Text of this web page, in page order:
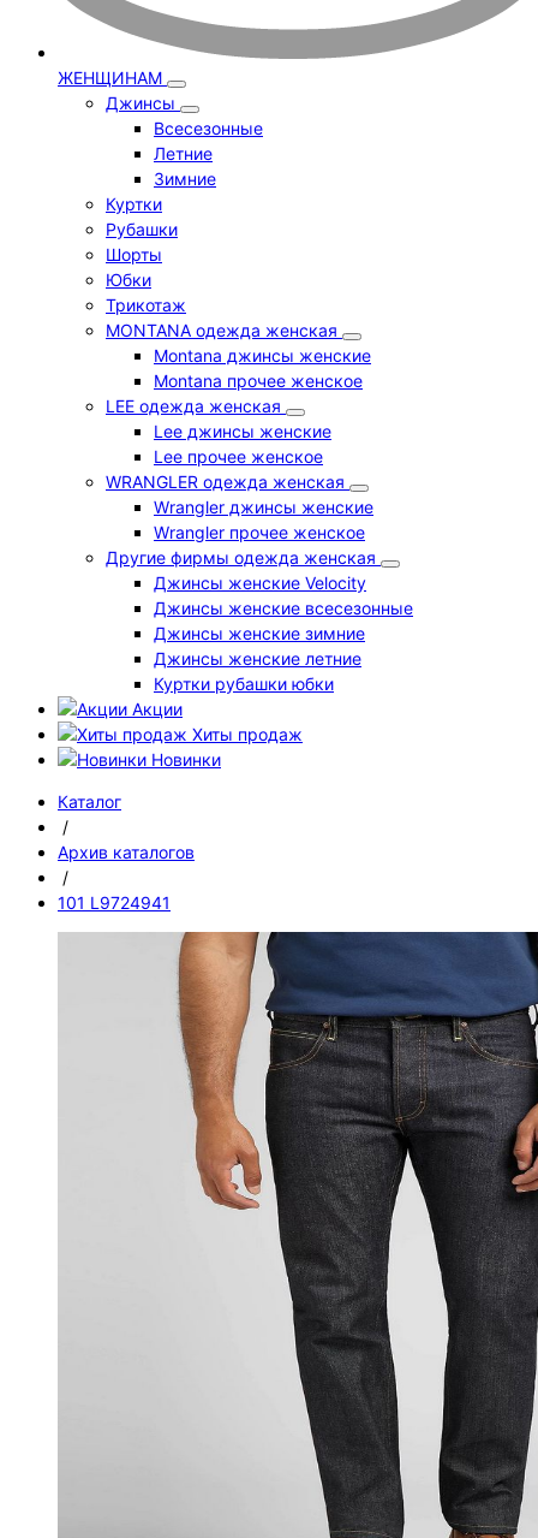
ЖЕНЩИНАМ
Джинсы
Всесезонные
Летние
Зимние
Куртки
Рубашки
Шорты
Юбки
Трикотаж
MONTANA одежда женская
Montana джинсы женские
Montana прочее женское
LEE одежда женская
Lee джинсы женские
Lee прочее женское
WRANGLER одежда женская
Wrangler джинсы женские
Wrangler прочее женское
Другие фирмы одежда женская
Джинсы женские Velocity
Джинсы женские всесезонные
Джинсы женские зимние
Джинсы женские летние
Куртки рубашки юбки
Акции
Хиты продаж
Новинки
Каталог
/
Архив каталогов
/
101 L9724941